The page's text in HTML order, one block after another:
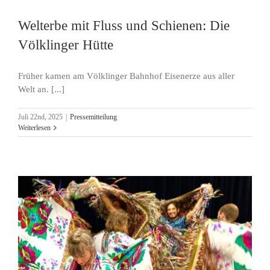
Welterbe mit Fluss und Schienen: Die
Völklinger Hütte
Früher kamen am Völklinger Bahnhof Eisenerze aus aller
Welt an. [...]
Juli 22nd, 2025
Pressemitteilung
Weiterlesen